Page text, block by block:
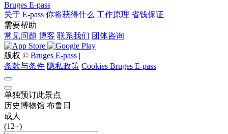
Bruges E-pass
关于 E-pass 你将获得什么 工作原理 省钱保证
需要帮助
常见问题 博客 联系我们 团体咨询
版权 © Bruges E-pass |
条款与条件 隐私政策 Cookies Bruges E-pass
单独预订此景点
历史博物馆 布鲁日
成人
(12+)